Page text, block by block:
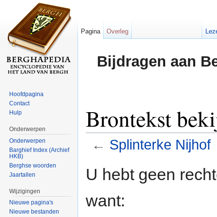
Bijdragen aan
Brontekst
← Splinterke Nijhof
U hebt geen
want:
Pagina Overleg
Hoofdpagina
Contact
Hulp
Onderwerpen
Onderwerpen
Barghief Index (Archief
HKB)
Berghse woorden
Jaartallen
Wijzigingen
Nieuwe pagina's
Nieuwe bestanden